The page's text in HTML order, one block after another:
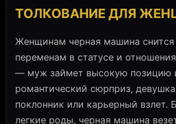
ТОЛКОВАНИЕ ДЛЯ
Женщинам черная машина
переменам в статусе и
— муж займет высокую позицию
романтический сюрприз,
поклонник или карьерный
легкие роды, черная машина